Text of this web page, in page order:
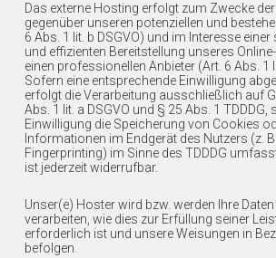
Das externe Hosting erfolgt zum Zwecke
gegenüber unseren potenziellen und
6 Abs. 1 lit. b DSGVO) und im Interesse
und effizienten Bereitstellung unseres
einen professionellen Anbieter (Art. 6 Abs. 1
Sofern eine entsprechende Einwilligung
erfolgt die Verarbeitung ausschließlich auf
Abs. 1 lit. a DSGVO und § 25 Abs. 1 TDDDG,
Einwilligung die Speicherung von Cookies
Informationen im Endgerät des Nutzers (z.
Fingerprinting) im Sinne des TDDDG
ist jederzeit widerrufbar.
Unser(e) Hoster wird bzw. werden Ihre
verarbeiten, wie dies zur Erfüllung seiner
erforderlich ist und unsere Weisungen in
befolgen.